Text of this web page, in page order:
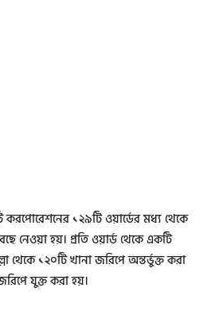
করপোরেশনের ১২৯টি ওয়ার্ডের মধ্য থেকে
নেওয়া হয়। প্রতি ওয়ার্ড থেকে একটি
থেকে ১২০টি খানা জরিপে অন্তর্ভুক্ত করা
যুক্ত করা হয়।